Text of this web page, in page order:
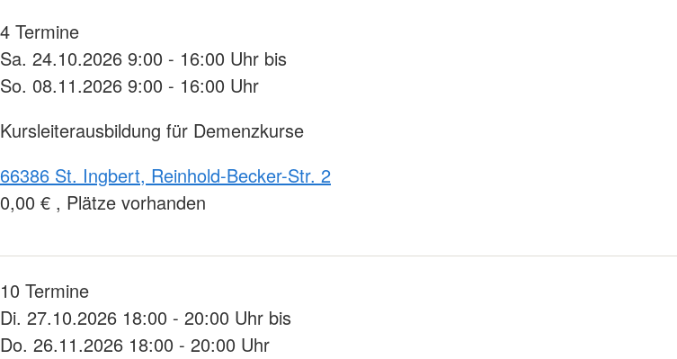
4 Termine
Sa. 24.10.2026 9:00 - 16:00 Uhr bis
So. 08.11.2026 9:00 - 16:00 Uhr
Kursleiterausbildung für Demenzkurse
66386 St. Ingbert, Reinhold-Becker-Str. 2
0,00 € , Plätze vorhanden
10 Termine
Di. 27.10.2026 18:00 - 20:00 Uhr bis
Do. 26.11.2026 18:00 - 20:00 Uhr